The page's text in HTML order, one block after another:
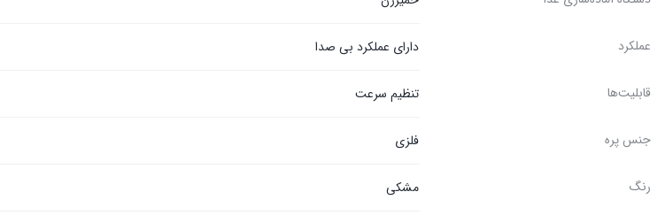
عملکرد دارای عملکرد بی صدا
قابلیت‌ها تنظیم سرعت
جنس پره فلزی
رنگ مشکی